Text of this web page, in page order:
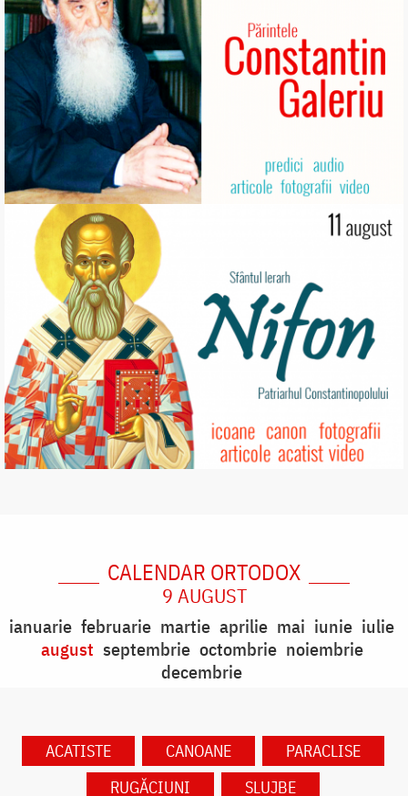
CALENDAR ORTODOX
9 AUGUST
ianuarie februarie martie aprilie mai iunie iulie
august septembrie octombrie noiembrie
decembrie
ACATISTE CANOANE
PARACLISE
RUGĂCIUNI
SLUJBE